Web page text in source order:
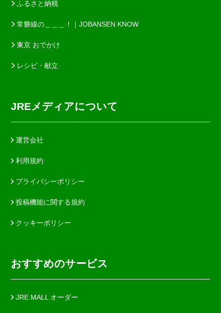
ふるさと納税
常磐線の＿＿＿！｜JOBANSEN KNOW
東京 おでかけ
レシピ・献立
JREメディアについて
運営会社
利用規約
プライバシーポリシー
投稿機能に関する規約
クッキーポリシー
おすすめのサービス
JRE MALL オーダー